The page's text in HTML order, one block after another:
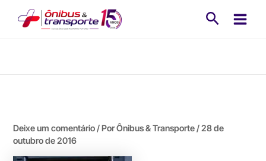
Deixe um comentário/ PorÔnibus & Transporte/28 de
outubro de 2016